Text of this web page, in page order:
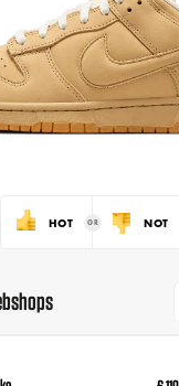
HOT NOT